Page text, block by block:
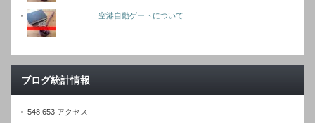
空港自動ゲートについて
ブログ統計情報
548,653 アクセス